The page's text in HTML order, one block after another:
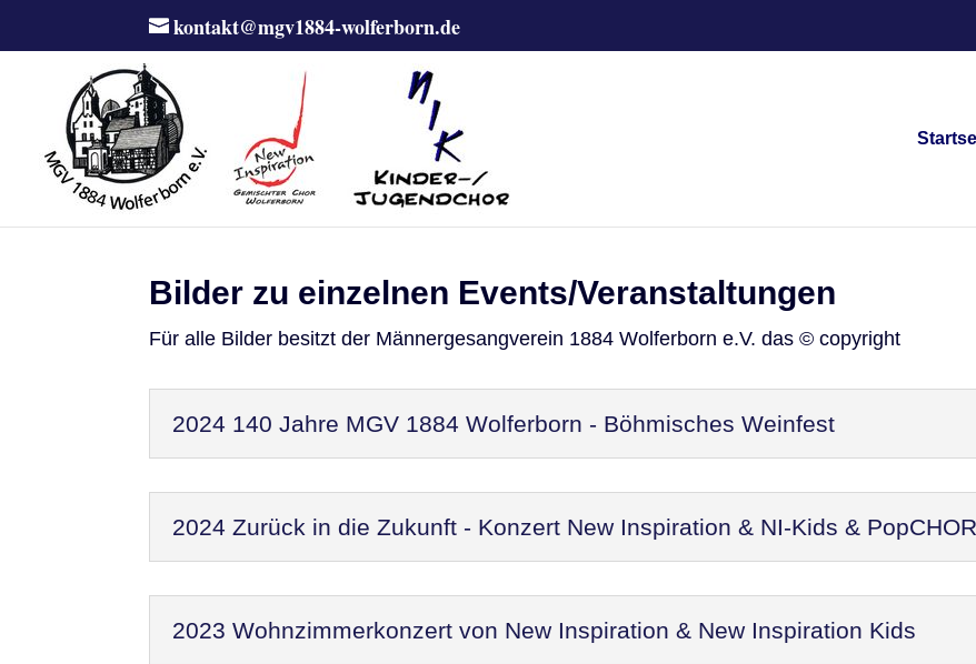
kontakt@mgv1884-wolferborn.de
Bilder zu einzelnen Events/Veranstaltungen
Für alle Bilder besitzt der Männergesangverein 1884 Wolferborn e.V. das © copyright
2024 140 Jahre MGV 1884 Wolferborn - Böhmisches Weinfest
2024 Zurück in die Zukunft - Konzert New Inspiration & NI-Kids &
2023 Wohnzimmerkonzert von New Inspiration & New Inspiration Kids